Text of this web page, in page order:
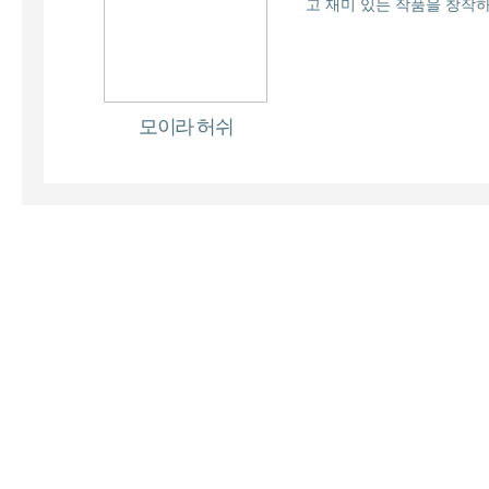
모이라 허쉬
고 재미 있는 작품을 창작